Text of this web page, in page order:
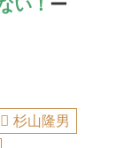
い！ ー
杉山隆男